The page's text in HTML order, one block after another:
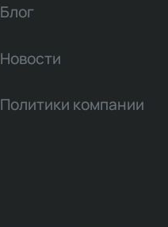
Блог
Новости
Политики компании